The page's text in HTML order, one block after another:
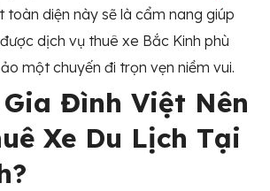
toàn diện này sẽ là cẩm nang giúp
dịch vụ thuê xe Bắc Kinh phù
một chuyến đi trọn vẹn niềm vui.
Đình Việt Nên
Xe Du Lịch Tại